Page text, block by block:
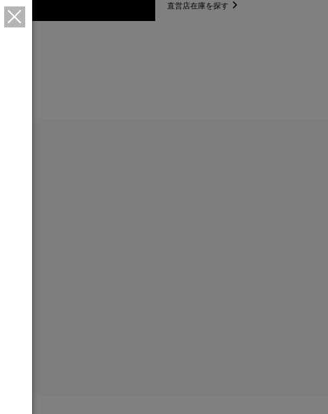
る 直営店在庫を探す